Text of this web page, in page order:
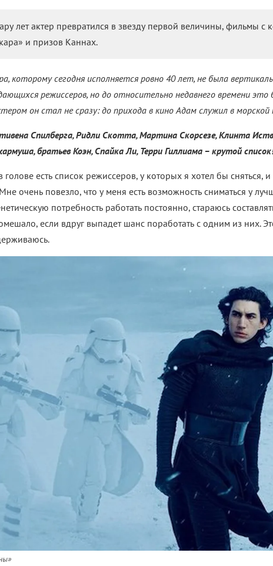
лет актер превратился в звезду первой величины, фильмы с
и призов Каннах.
которому сегодня исполняется ровно 40 лет, не была
режиссеров, но до относительно недавнего времени
он стал не сразу: до прихода в кино Адам служил в морской
Спилберга, Ридли Скотта, Мартина Скорсезе, Клинта
братьев Коэн, Спайка Ли, Терри Гиллиама – крутой
есть список режиссеров, у которых я хотел бы сняться, и
очень повезло, что у меня есть возможность сниматься у
потребность работать постоянно, стараюсь
если вдруг выпадет шанс поработать с одним из них.